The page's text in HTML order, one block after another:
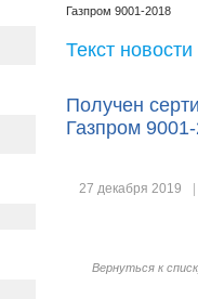
Газпром 9001-2018
Текст новости
Получен
Газпром
27 декабря 2019
Вернуться к